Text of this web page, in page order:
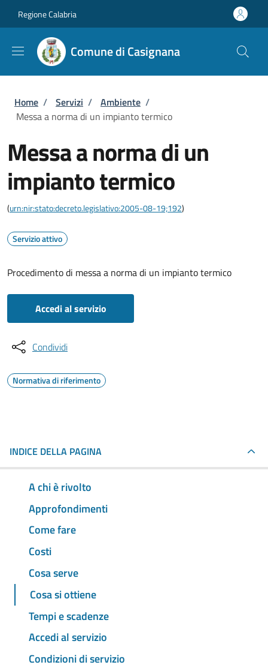
Regione Calabria
Comune di Casignana
Briciole di pane
Home / Servizi / Ambiente /
Messa a norma di un impianto termico
Messa a norma di un
impianto termico
(urn:nir:stato:decreto.legislativo:2005-08-19;192)
Servizio attivo
Procedimento di messa a norma di un impianto termico
Accedi al servizio
Condividi
Normativa di riferimento
INDICE DELLA PAGINA
A chi è rivolto
Approfondimenti
Come fare
Costi
Cosa serve
Cosa si ottiene
Tempi e scadenze
Accedi al servizio
Condizioni di servizio